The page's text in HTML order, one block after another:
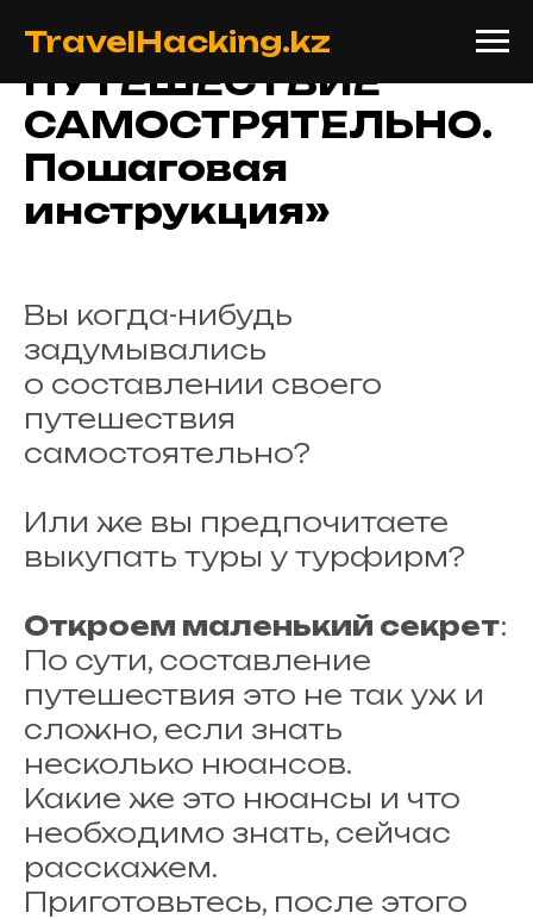
TravelHacking.kz
«КАК СОСТАВИТЬ
ПУТЕШЕСТВИЕ
САМОСТРЯТЕЛЬНО.
Пошаговая
инструкция»
Вы когда-нибудь
задумывались
о составлении своего
путешествия
самостоятельно?
Или же вы предпочитаете
выкупать туры у турфирм?
Откроем маленький секрет:
По сути, составление
путешествия это не так уж и
сложно, если знать
несколько нюансов.
Какие же это нюансы и что
необходимо знать, сейчас
расскажем.
Приготовьтесь, после этого